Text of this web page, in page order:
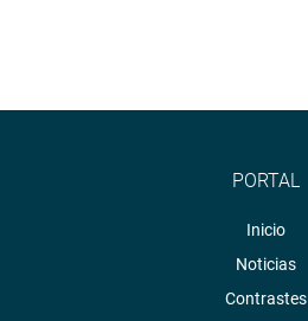
PORTAL
Inicio
Noticias
Contrastes